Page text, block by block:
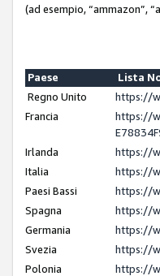
(ad esempio, “ammazon”,
Paese
Lista
Regno Unito
https://
Francia
https://
Irlanda
https://
Italia
https://
Paesi Bassi
https://
Spagna
https://
Germania
https://
Svezia
https://
Polonia
https://